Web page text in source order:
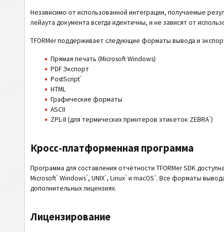
Независимо от использованной интеграции, получаемые
лейаута документа всегда идентичны, и не зависят от
TFORMer поддерживает следующие форматы вывода и
Прямая печать (Microsoft Windows)
PDF Экспорт
PostScript®
HTML
Графические форматы
ASCII
ZPL-II (для термических принтеров этикеток ZEBRA®)
Кросс-платформенная программа
Программа для составления отчётности TFORMer SDK
Microsoft® Windows®, UNIX®, Linux® и macOS®. Все форматы
дополнительных лицензиях.
Лицензирование